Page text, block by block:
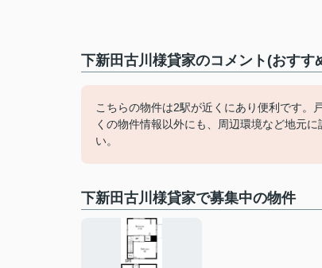
下新田古川様貸家のコメント(おすす
こちらの物件は2駅が近くにあり便利です。
くの物件情報以外にも、周辺環境など地元
い。
下新田古川様貸家で募集中の物件